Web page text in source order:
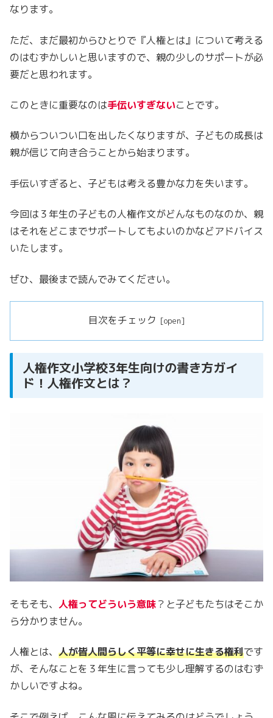
なります。
ただ、まだ最初からひとりで『人権とは』について考える
のはむずかしいと思いますので、親の少しのサポートが必
要だと思われます。
このときに重要なのは手伝いすぎないことです。
横からついつい口を出したくなりますが、子どもの成長は
親が信じて向き合うことから始まります。
手伝いすぎると、子どもは考える豊かな力を失います。
今回は３年生の子どもの人権作文がどんなものなのか、親
はそれをどこまでサポートしてもよいのかなどアドバイス
いたします。
ぜひ、最後まで読んでみてください。
目次をチェック
人権作文小学校3年生向けの書き方ガイ
ド！人権作文とは？
そもそも、 人権ってどういう意味？と子どもたちはそこか
ら分かりません。
人権とは、 人が皆人間らしく平等に幸せに生きる権利です
が、そんなことを３年生に言っても少し理解するのはむず
かしいですよね。